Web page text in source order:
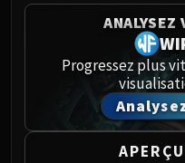
ANALYSEZ
Progressez plus